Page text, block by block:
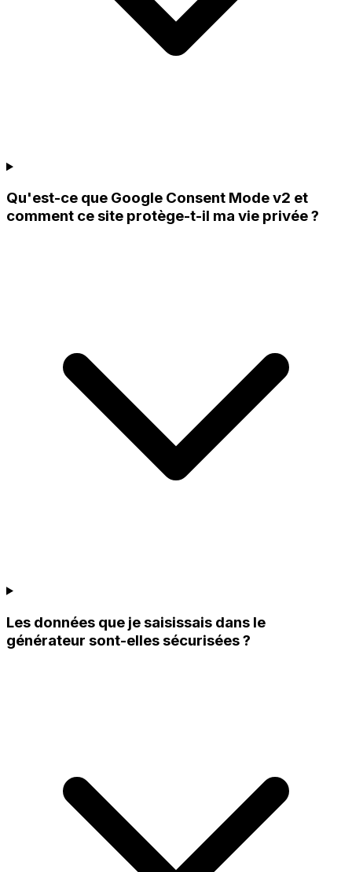
Qu'est-ce que Google Consent Mode v2 et
comment ce site protège-t-il ma vie privée ?
Les données que je saisissais dans le
générateur sont-elles sécurisées ?